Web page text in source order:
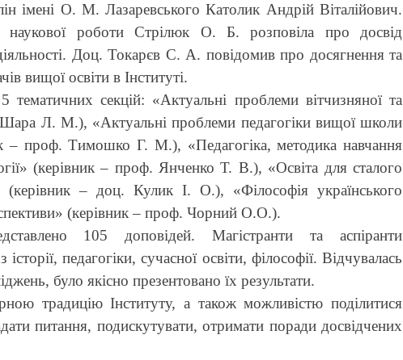
імені О. М. Лазаревського Католик Андрій Віталійович.
наукової роботи Стрілюк О. Б. розповіла про досвід
Доц. Токарєв С. А. повідомив про досягнення та
вищої освіти в Інституті.
тематичних секцій: «Актуальні проблеми вітчизняної та
Шара Л. М.), «Актуальні проблеми педагогіки вищої школи
– проф. Тимошко Г. М.), «Педагогіка, методика навчання
(керівник – проф. Янченко Т. В.), «Освіта для сталого
(керівник – доц. Кулик І. О.), «Філософія українського
(керівник – проф. Чорний О.О.).
105 доповідей. Магістранти та аспіранти
педагогіки, сучасної освіти, філософії. Відчувалась
було якісно презентовано їх результати.
традицію Інституту, а також можливістю поділитися
питання, подискутувати, отримати поради досвідчених